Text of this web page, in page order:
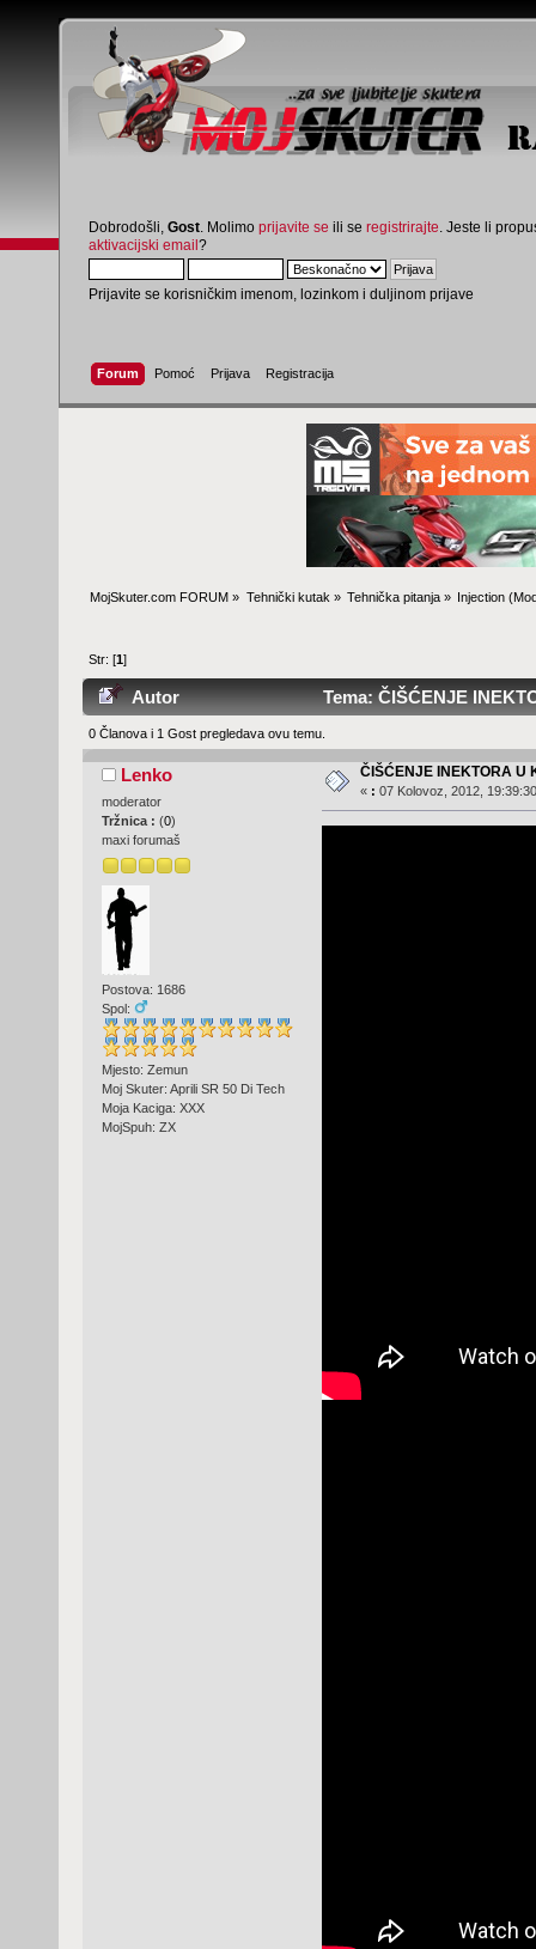
Dobrodošli, Gost . Molimo prijavite se ili se registrirajte . Jeste li
aktivacijski email?
Prijavite se korisničkim imenom, lozinkom i duljinom prijave
Forum Pomoć Prijava Registracija
MojSkuter.com FORUM » Tehnički kutak » Tehnička pitanja» Injection
Str: [1]
Autor Tema: ČIŠĆENJE
0 Članova i 1 Gost pregledava ovu temu.
Lenko
moderator
Tržnica : (0)
maxi forumaš
Postova: 1686
Spol:
Mjesto: Zemun
Moj Skuter: Aprili SR 50 Di Tech
Moja Kaciga: XXX
MojSpuh: ZX
ČIŠĆENJE INEKTORA U
« : 07 Kolovoz, 2012,